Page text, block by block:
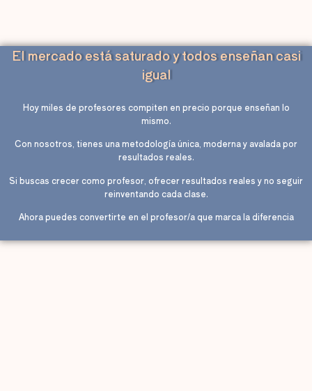
El mercado está saturado y todos enseñan casi
igual
Hoy miles de profesores compiten en precio porque enseñan lo
mismo.
Con nosotros, tienes una metodología única, moderna y avalada por
resultados reales.
Si buscas crecer como profesor, ofrecer resultados reales y no seguir
reinventando cada clase.
Ahora puedes convertirte en el profesor/a que marca la diferencia